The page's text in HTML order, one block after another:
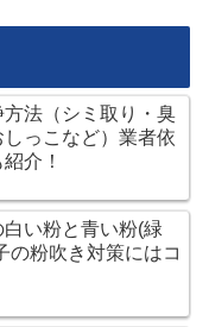
法（シミ取り・臭
っこなど）業者依
介！
い粉と青い粉(緑
の粉吹き対策にはコ